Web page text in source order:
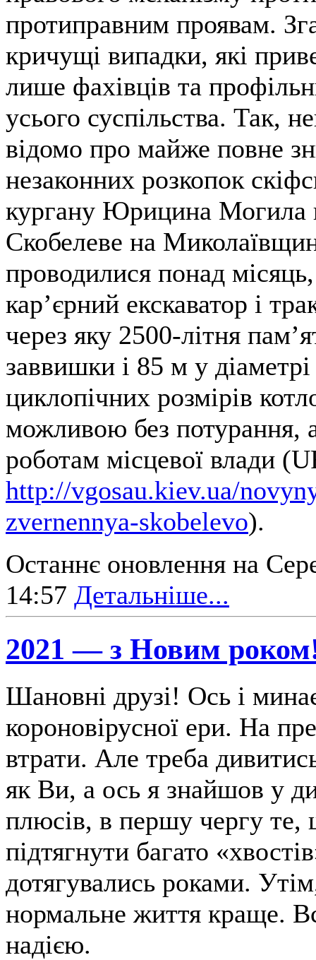
протиправним проявам.
кричущі випадки, які
лише фахівців та
усього суспільства. Так,
відомо про майже повне
незаконних розкопок
кургану Юрицина Могила
Скобелеве на
проводилися понад
кар’єрний екскаватор і
через яку 2500-літня
заввишки і 85 м у
циклопічних розмірів
можливою без потурання,
роботам місцевої влади
http://vgosau.kiev.ua/
zvernennya-skobelevo).
Останнє оновлення на
14:57 Детальніше...
2021 — з Новим
Шановні друзі! Ось і
короновірусної ери. На
втрати. Але треба
як Ви, а ось я знайшов у
плюсів, в першу чергу те,
підтягнути багато
дотягувались роками.
нормальне життя краще.
надією.